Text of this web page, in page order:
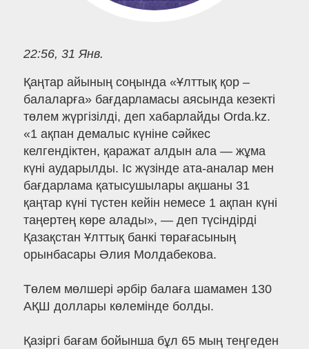
22:56, 31 Янв.
Қаңтар айының соңында «Ұлттық қор –
балаларға» бағдарламасы аясында кезекті
төлем жүргізілді, деп хабарлайды Orda.kz.
«1 ақпан демалыс күніне сәйкес
келгендіктен, қаражат алдын ала — жұма
күні аударылды. Іс жүзінде ата-аналар мен
бағдарлама қатысушылары ақшаны 31
қаңтар күні түстен кейін немесе 1 ақпан күні
таңертең көре алады», — деп түсіндірді
Қазақстан Ұлттық банкі төрағасының
орынбасары Әлия Молдабекова.
Төлем мөлшері әрбір балаға шамамен 130
АҚШ доллары көлемінде болды.
Қазіргі бағам бойынша бұл 65 мың теңгеден